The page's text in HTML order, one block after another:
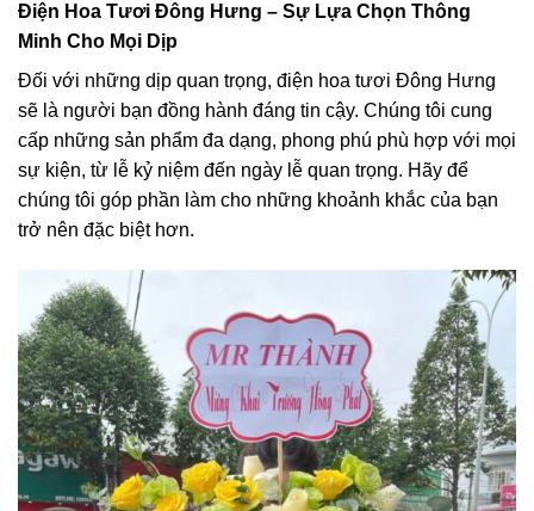
Điện Hoa Tươi Đông Hưng – Sự Lựa Chọn Thông
Minh Cho Mọi Dịp
Đối với những dịp quan trọng, điện hoa tươi Đông Hưng
sẽ là người bạn đồng hành đáng tin cậy. Chúng tôi cung
cấp những sản phẩm đa dạng, phong phú phù hợp với mọi
sự kiện, từ lễ kỷ niệm đến ngày lễ quan trọng. Hãy để
chúng tôi góp phần làm cho những khoảnh khắc của bạn
trở nên đặc biệt hơn.